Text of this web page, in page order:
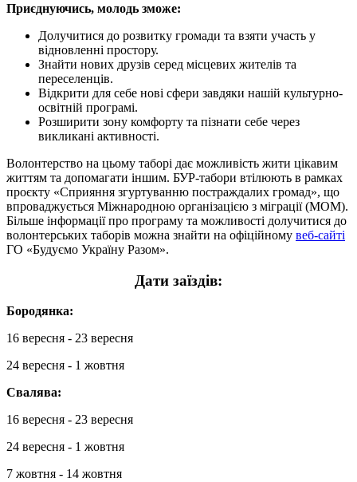
Приєднуючись, молодь зможе:
Долучитися до розвитку громади та взяти участь у
відновленні простору.
Знайти нових друзів серед місцевих жителів та
переселенців.
Відкрити для себе нові сфери завдяки нашій культурно-
освітній програмі.
Розширити зону комфорту та пізнати себе через
викликані активності.
Волонтерство на цьому таборі дає можливість жити цікавим
життям та допомагати іншим. БУР-табори втілюють в рамках
проєкту «Сприяння згуртуванню постраждалих громад», що
впроваджується Міжнародною організацією з міграції (МОМ).
Більше інформації про програму та можливості долучитися до
волонтерських таборів можна знайти на офіційному веб-сайті
ГО «Будуємо Україну Разом».
Дати заїздів:
Бородянка:
16 вересня - 23 вересня
24 вересня - 1 жовтня
Свалява:
16 вересня - 23 вересня
24 вересня - 1 жовтня
7 жовтня - 14 жовтня